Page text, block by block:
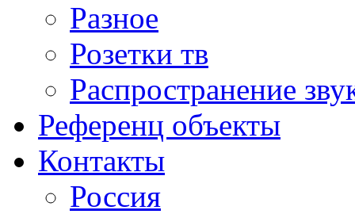
Разное
Розетки тв
Распространение
Референц объекты
Контакты
Россия